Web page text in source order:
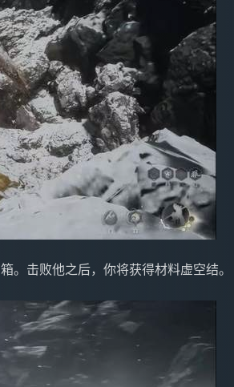
。击败他之后，你将获得材料虚空结。